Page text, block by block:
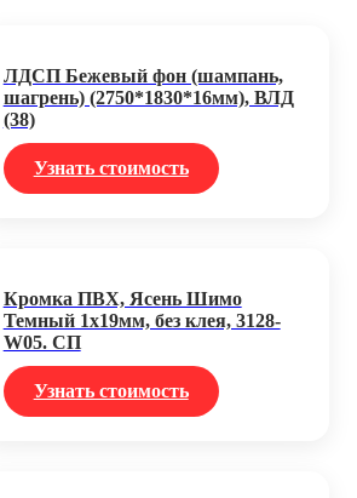
ЛДСП Бежевый фон (шампань,
шагрень) (2750*1830*16мм), ВЛД
(38)
Узнать стоимость
Кромка ПВХ, Ясень Шимо
Темный 1х19мм, без клея, 3128-
W05. СП
Узнать стоимость